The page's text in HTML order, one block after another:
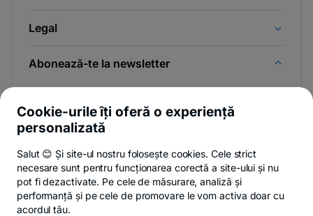
Legal
Abonează-te la newsletter
Poți renunța oricând,vezi detalii-
opens
in
a
.
Privacy Hub - opens in a new tab
Politica de confidențialitate- opens in a new
Politica de cookies
Cookie-urile îți oferă o experiență
personalizată
Salut 😊 Și site-ul nostru folosește cookies. Cele strict
necesare sunt pentru funcționarea corectă a site-ului și nu
pot fi dezactivate. Pe cele de măsurare, analiză și
performanță și pe cele de promovare le vom activa doar cu
acordul tău.